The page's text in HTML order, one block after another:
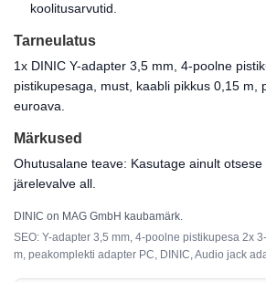
koolitusarvutid.
Tarneulatus
1x DINIC Y-adapter 3,5 mm, 4-poolne
pistikupesaga, must, kaabli pikkus 0,15 m,
euroava.
Märkused
Ohutusalane teave: Kasutage ainult otsese
järelevalve all.
DINIC on MAG GmbH kaubamärk.
SEO: Y-adapter 3,5 mm, 4-poolne pistikupesa 2x
m, peakomplekti adapter PC, DINIC, Audio jack